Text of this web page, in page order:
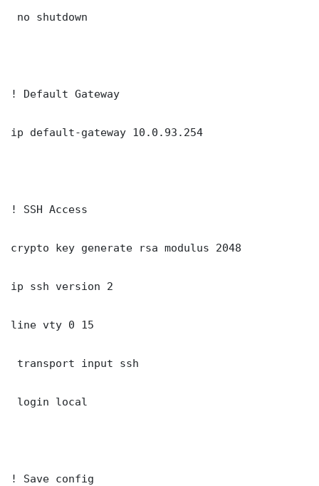
no shutdown
! Default Gateway
ip default-gateway 10.0.93.254
! SSH Access
crypto key generate rsa modulus 2048
ip ssh version 2
line vty 0 15
transport input ssh
login local
! Save config